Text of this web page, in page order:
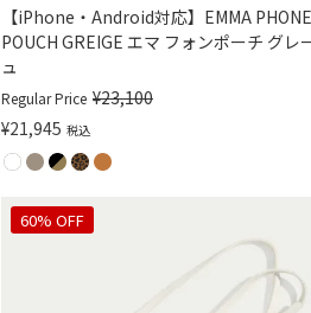
【iPhone・Android対応】EMMA PHONE
POUCH GREIGE エマ フォンポーチ グレ
ュ
Regular Price ¥23,100
¥21,945 税込
60% OFF